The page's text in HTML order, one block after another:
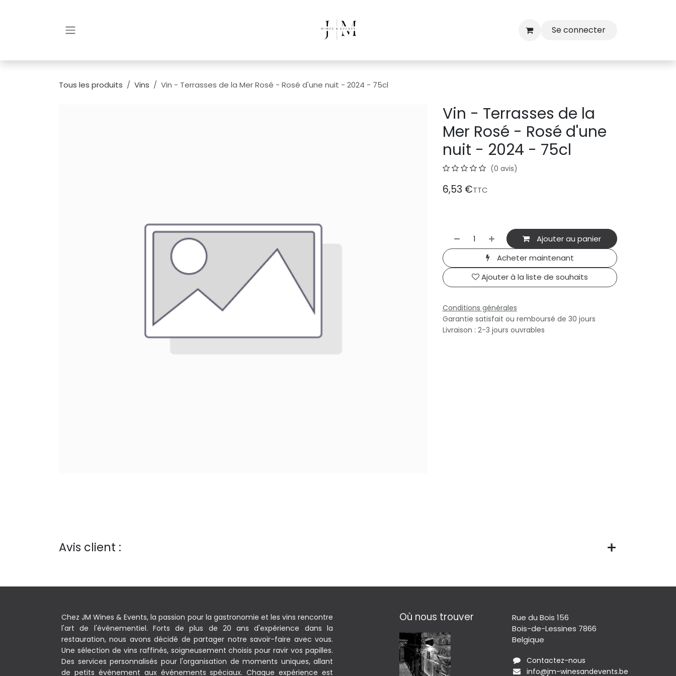
Se connecter
Tous les produits Vins Vin - Terrasses de la Mer Rosé - Rosé d'une nuit - 2024 - 75cl
Vin - Terrasses de la
Mer Rosé - Rosé d'une
nuit - 2024 - 75cl
(0 avis)
6,53 €TTC
Ajouter au panier
Acheter maintenant
Ajouter à la liste de souhaits
Conditions générales
Garantie satisfait ou remboursé de 30 jours
Livraison : 2-3 jours ouvrables
Avis client :
Rue du Bois 156
Bois-de-Lessines 7866
Belgique
Contactez-nous
info@jm-winesandevents.be
Où nous trouver
Chez JM Wines & Events, la passion pour la gastronomie et les vins rencontre
l'art de l'événementiel. Forts de plus de 20 ans d'expérience dans la
restauration, nous avons décidé de partager notre savoir-faire avec vous.
Une sélection de vins raffinés, soigneusement choisis pour ravir vos papilles.
Des services personnalisés pour l'organisation de moments uniques, allant
de petits évènement aux événements spéciaux. Chaque expérience est